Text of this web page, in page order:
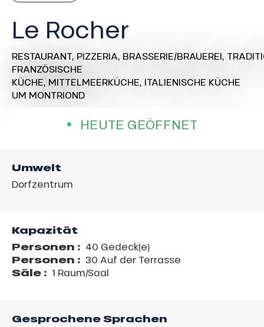
Le Rocher
RESTAURANT, PIZZERIA, BRASSERIE/BRAUEREI,
FRANZÖSISCHE
KÜCHE, MITTELMEERKÜCHE, ITALIENISCHE KÜCHE
UM MONTRIOND
HEUTE GEÖFFNET
Umwelt
Dorfzentrum
Kapazität
Personen : 40 Gedeck(e)
Personen : 30 Auf der Terrasse
Säle : 1 Raum/Saal
Gesprochene Sprachen